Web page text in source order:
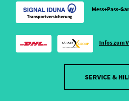
Mess+Pass-
Infos zum
SERVICE &